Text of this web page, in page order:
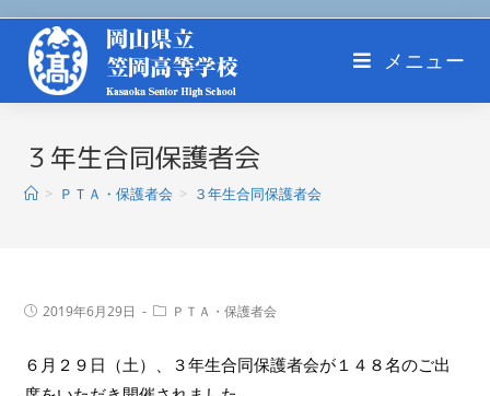
メニュー
３年生合同保護者会
> ＰＴＡ・保護者会 > ３年生合同保護者会
2019年6月29日 ＰＴＡ・保護者会
６月２９日（土）、３年生合同保護者会が１４８名のご出